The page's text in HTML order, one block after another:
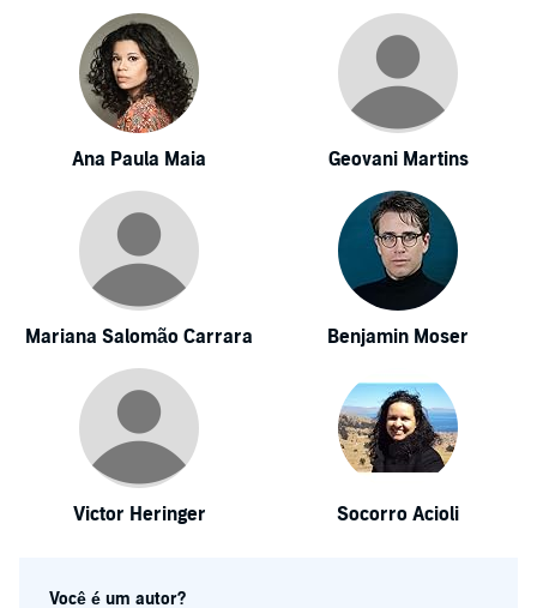
Ana Paula Maia Geovani Martins
Mariana Salomão Carrara Benjamin Moser
Victor Heringer Socorro Acioli
Você é um autor?